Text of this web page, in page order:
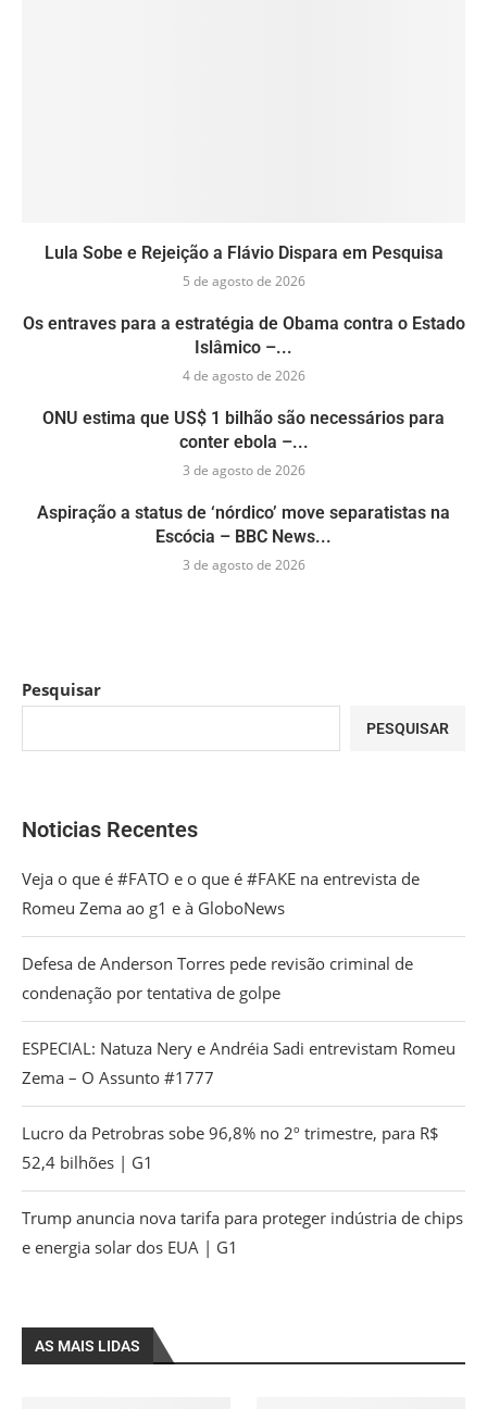
Lula Sobe e Rejeição a Flávio Dispara em Pesquisa
5 de agosto de 2026
Os entraves para a estratégia de Obama contra o Estado
Islâmico –...
4 de agosto de 2026
ONU estima que US$ 1 bilhão são necessários para
conter ebola –...
3 de agosto de 2026
Aspiração a status de ‘nórdico’ move separatistas na
Escócia – BBC News...
3 de agosto de 2026
Pesquisar
PESQUISAR
Noticias Recentes
Veja o que é #FATO e o que é #FAKE na entrevista de
Romeu Zema ao g1 e à GloboNews
Defesa de Anderson Torres pede revisão criminal de
condenação por tentativa de golpe
ESPECIAL: Natuza Nery e Andréia Sadi entrevistam Romeu
Zema – O Assunto #1777
Lucro da Petrobras sobe 96,8% no 2º trimestre, para R$
52,4 bilhões | G1
Trump anuncia nova tarifa para proteger indústria de chips
e energia solar dos EUA | G1
AS MAIS LIDAS